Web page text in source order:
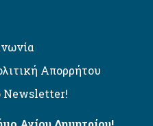
Απορρήτου
Newsletter!